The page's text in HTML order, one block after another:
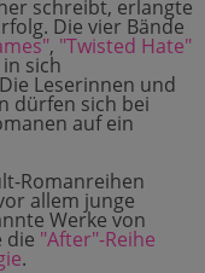
schreibt, erlangte
Die vier Bände
, "Twisted Hate"
sich
Leserinnen und
dürfen sich bei
auf ein
Romanreihen
allem junge
Werke von
die "After"-Reihe
.